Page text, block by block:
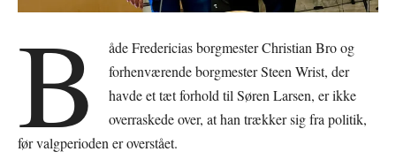
B
åde Fredericias borgmester Christian Bro og
forhenværende borgmester Steen Wrist, der
havde et tæt forhold til Søren Larsen, er ikke
overraskede over, at han trækker sig fra politik,
før valgperioden er overstået.